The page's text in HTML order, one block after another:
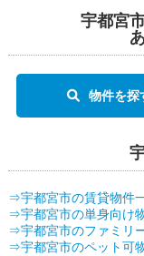
宇都宮
物件を探
⇒宇都宮市の賃貸物件
⇒宇都宮市の単身向け
⇒宇都宮市のファミリ
⇒宇都宮市のペット可